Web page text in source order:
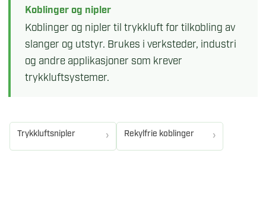
Koblinger og nipler
Koblinger og nipler til trykkluft for tilkobling av
slanger og utstyr. Brukes i verksteder, industri
og andre applikasjoner som krever
trykkluftsystemer.
Trykkluftsnipler Rekylfrie koblinger